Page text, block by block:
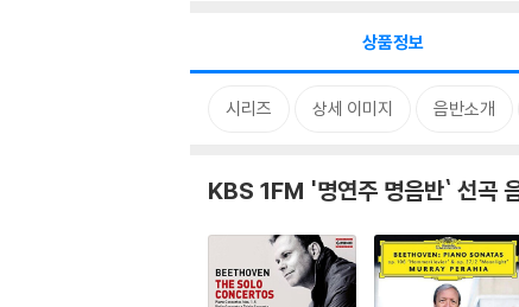
상품정보
시리즈 상세 이미지 음반소개
KBS 1FM '명연주 명음반` 선곡